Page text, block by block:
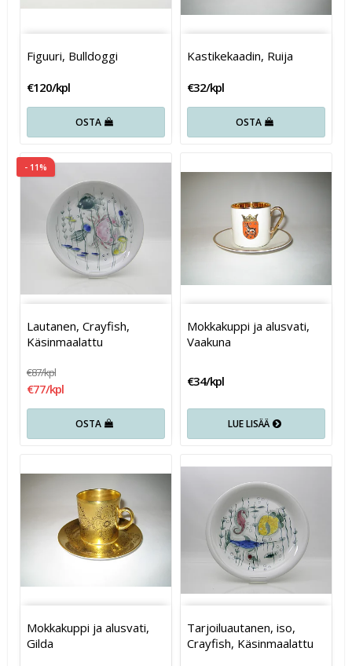
Figuuri, Bulldoggi
€120/kpl
OSTA
Kastikekaadin, Ruija
€32/kpl
OSTA
- 11%
Lautanen, Crayfish,
Käsinmaalattu
€87/kpl
€77/kpl
OSTA
Mokkakuppi ja alusvati,
Vaakuna
€34/kpl
LUE LISÄÄ
Mokkakuppi ja alusvati,
Gilda
Tarjoiluautanen, iso,
Crayfish, Käsinmaalattu